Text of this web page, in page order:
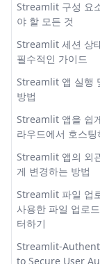
Processing
FinGPT:
source Finance
Centric Approach
FinGPT: 데이터 중
융 오픈소스 혁신하
Fix 'Conversation
Error on
From Prompt to
Power of GPT
GPT Zero에서 높
수란 무엇인가요?
지하는 방법 배우기
GPT for
Troubleshooting:
From Source
Matplotlib
Enhanced Data
[Explained]
the Same Figure
[Quick Guide]
the Legend
Matplotlib
[빠른 안내]
영역 밖에 범례 위치
[설명] Matplotlib
Efficient
Manipulation
Pandas Typing:
for Efficient and
Code
Pandas Typing: 효
지보수가 용이한
선의 방법
Pandas Unstack:
Explained
Pandas
Step Tutorial
Pandas Where:
Power of Pandas
Null Values
with Ease
DataFrames:
JupyterLab vs
JupyterLab vs
KeyError 0
KeyError 0
Python: 해결 방법
Multiple
Python: Explained
Streamlit 구성 요
야 할 모든 것
Streamlit 세션 상
필수적인 가이드
Streamlit 앱 실행
방법
Streamlit 앱을 쉽
라우드에서 호스팅
Streamlit 앱의 외
게 변경하는 방법
Streamlit 파일 업
사용한 파일 업로
터하기
Streamlit-
to Secure User